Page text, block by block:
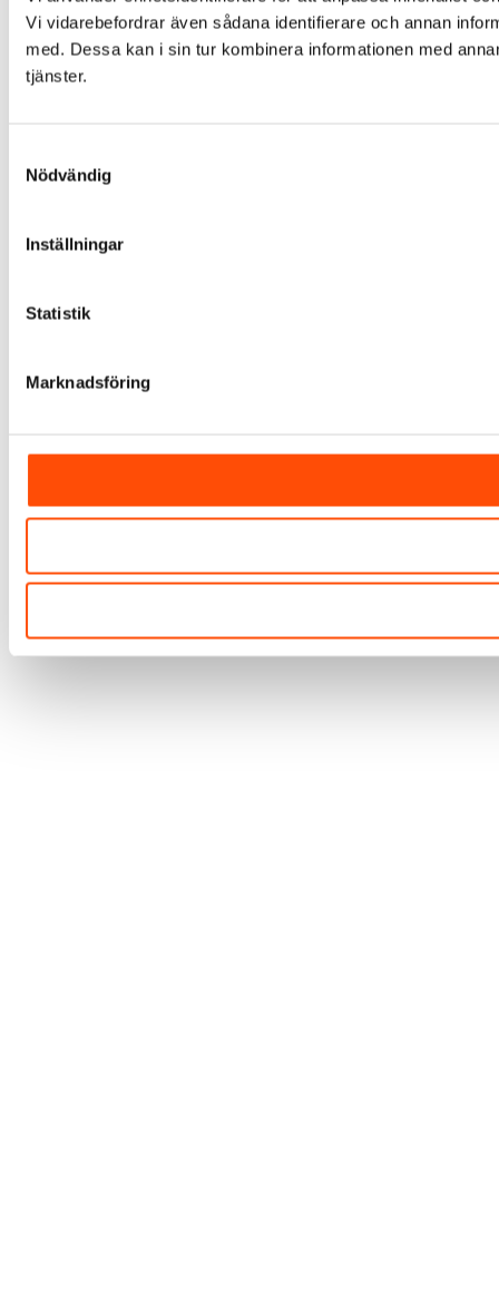
Vi vidarebefordrar även sådana identifierare och annan
med. Dessa kan i sin tur kombinera informationen med
tjänster.
Nödvändig
Inställningar
Statistik
Marknadsföring